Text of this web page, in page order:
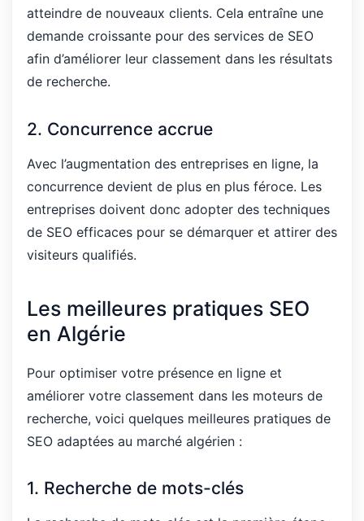
atteindre de nouveaux clients. Cela entraîne une
demande croissante pour des services de SEO
afin d’améliorer leur classement dans les résultats
de recherche.
2. Concurrence accrue
Avec l’augmentation des entreprises en ligne, la
concurrence devient de plus en plus féroce. Les
entreprises doivent donc adopter des techniques
de SEO efficaces pour se démarquer et attirer des
visiteurs qualifiés.
Les meilleures pratiques SEO
en Algérie
Pour optimiser votre présence en ligne et
améliorer votre classement dans les moteurs de
recherche, voici quelques meilleures pratiques de
SEO adaptées au marché algérien :
1. Recherche de mots-clés